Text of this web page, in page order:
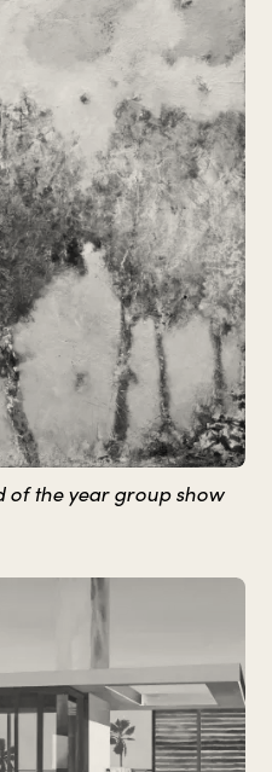
of the year group show